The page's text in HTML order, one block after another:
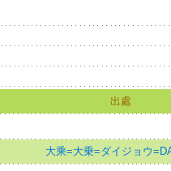
出處
大乘=大乗=ダイジョウ